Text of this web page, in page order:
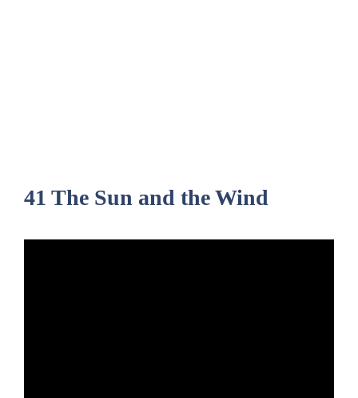
41 The Sun and the Wind